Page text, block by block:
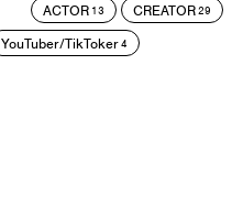
ACTOR 13 CREATOR29
YouTuber/TikToker4